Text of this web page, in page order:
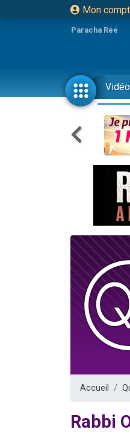
Mon
Paracha Réé
Accueil
Rabbi